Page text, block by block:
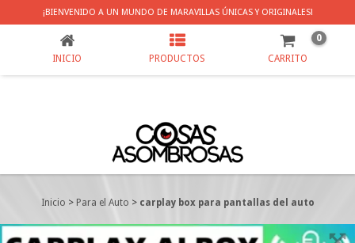
¡BIENVENIDO A UN MUNDO DE MARAVILLAS ÚNICAS Y ORIGINALES!
CARPLAY BOX PARA PANTALLAS DEL AUTO
INICIO PRODUCTOS CARRITO
0
Inicio > Para el Auto > carplay box para pantallas del auto